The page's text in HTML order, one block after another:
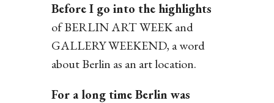
Before I go into the highlights
of BERLIN ART WEEK and
GALLERY WEEKEND, a word
about Berlin as an art location.
For a long time Berlin was